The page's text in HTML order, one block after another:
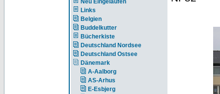
Neu Eingelaufen
Links
Belgien
Buddelkutter
Bücherkiste
Deutschland Nordsee
Deutschland Ostsee
Dänemark
A-Aalborg
AS-Arhus
E-Esbjerg